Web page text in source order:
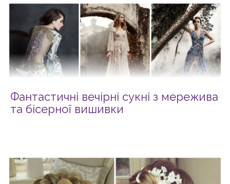
Фантастичні вечірні сукні з мережива
та бісерної вишивки